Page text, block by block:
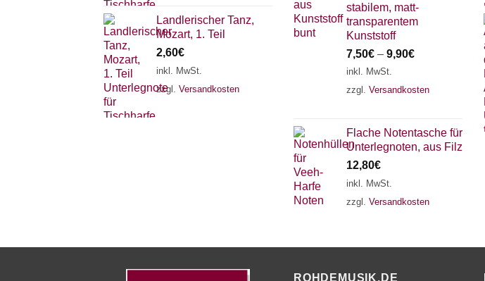
Landlerischer Tanz,
Mozart, 1. Teil
2,60€
inkl. MwSt.
zzgl. Versandkosten
stabilem, matt-
transparentem
Kunststoff
7,50€ – 9,90€
inkl. MwSt.
zzgl. Versandkosten
Flache Notentasche für
Unterlegnoten, aus Filz
12,80€
inkl. MwSt.
zzgl. Versandkosten
ROHDEMUSIK.DE